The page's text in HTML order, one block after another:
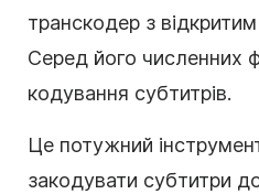
транскодер з
Серед його численних
кодування субтитрів.
Це потужний
закодувати субтитри